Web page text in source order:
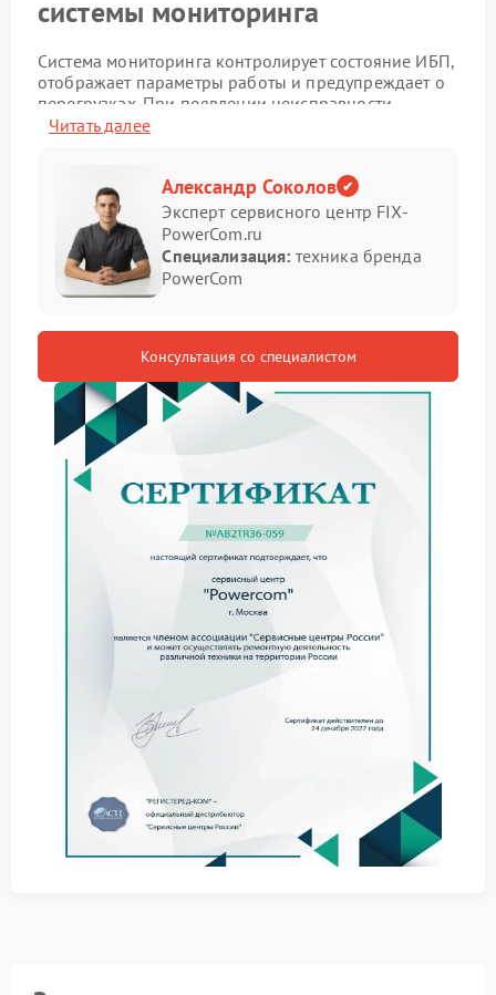
системы мониторинга
Система мониторинга контролирует состояние ИБП,
отображает параметры работы и предупреждает о
перегрузках. При появлении неисправности
информация на дисплее может отображаться с
отключается или зависает при запуске.
Какие признаки указывают на
поломку
проявляться постепенно. Владельцы замечают
нестабильную индикацию, задержки при
переключении режимов и отсутствие реакции на
команды.
мерцание дисплея;
ошибки на панели управления;
самостоятельная перезагрузка;
потеря связи с программным обеспечением;
нестабильная работа индикаторов.
При появлении подобных признаков стоит
обратиться в сервис Powercom, чтобы избежать
повреждения электронных компонентов и более
серьезных неполадок.
Полезные рекомендации
Не следует продолжать эксплуатацию ИБП при
нестабильной работе системы мониторинга.
оборудования до диагностики.
Не размещать ИБП рядом с источниками тепла.
Следить за чистотой вентиляционных отверстий.
Читать далее
Александр Соколов
Эксперт сервисного центр FIX-
PowerCom.ru
Специализация: техника бренда
PowerCom
Консультация со специалистом